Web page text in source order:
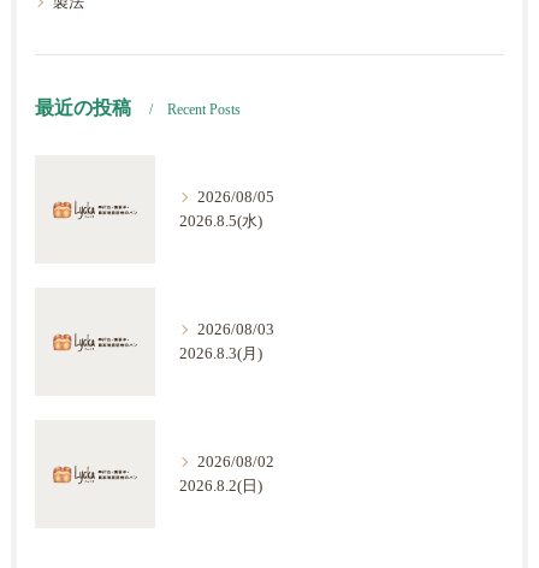
最近の投稿 Recent Posts
2026/08/05
2026.8.5(水)
2026/08/03
2026.8.3(月)
2026/08/02
2026.8.2(日)